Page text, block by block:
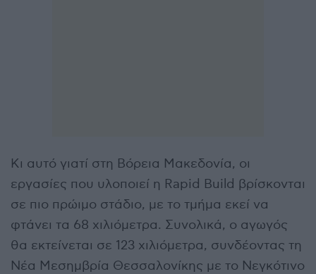
Κι αυτό γιατί στη Βόρεια Μακεδονία, οι
εργασίες που υλοποιεί η Rapid Build βρίσκονται
σε πιο πρώιμο στάδιο, με το τμήμα εκεί να
φτάνει τα 68 χιλιόμετρα. Συνολικά, ο αγωγός
θα εκτείνεται σε 123 χιλιόμετρα, συνδέοντας τη
Νέα Μεσημβρία Θεσσαλονίκης με το Νεγκότινο